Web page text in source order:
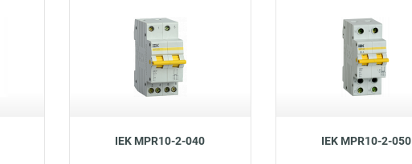
IEK MPR10-2-040 IEK MPR10-2-050